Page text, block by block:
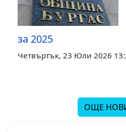
за 2025
Четвъртък, 23 Юли 2026
ОЩЕ